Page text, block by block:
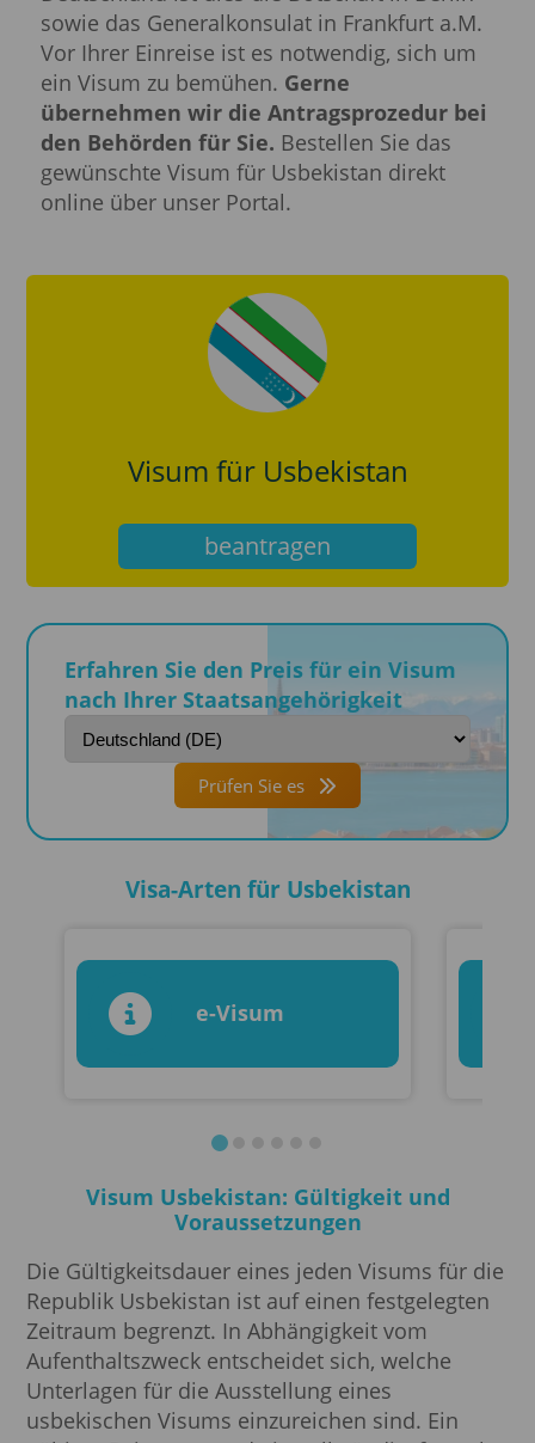
sowie das Generalkonsulat in Frankfurt a.M.
Vor Ihrer Einreise ist es notwendig, sich um
ein Visum zu bemühen. Gerne
übernehmen wir die Antragsprozedur bei
den Behörden für Sie. Bestellen Sie das
gewünschte Visum für Usbekistan direkt
online über unser Portal.
Visum für Usbekistan
beantragen
Erfahren Sie den Preis für ein Visum
nach Ihrer Staatsangehörigkeit
Prüfen Sie es
Visa-Arten für Usbekistan
e-Visum
Visum Usbekistan: Gültigkeit und
Voraussetzungen
Die Gültigkeitsdauer eines jeden Visums für die
Republik Usbekistan ist auf einen festgelegten
Zeitraum begrenzt. In Abhängigkeit vom
Aufenthaltszweck entscheidet sich, welche
Unterlagen für die Ausstellung eines
usbekischen Visums einzureichen sind. Ein